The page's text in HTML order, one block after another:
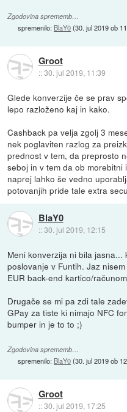
Zgodovina sprememb…
spremenilo: BlaY0(30. jul 2019 ob
Groot
::30. jul 2019, 11:39
Glede konverzije če se prav
lepo razloženo kaj in kako.
Cashback pa velja zgolj 3
nek poglaviten razlog za
prednost v tem, da preprosto
seboj in v tem da ob
naprej lahko še vedno
potovanjih pride tale extra
BlaY0
::30. jul 2019, 12:15
Meni konverzija ni bila
poslovanje v Funtih. Jaz
EUR back-end kartico/
Drugače se mi pa zdi tale
GPay za tiste ki nimajo NFC
bumper in je to to ;)
Zgodovina sprememb…
spremenilo: BlaY0(30. jul 2019 ob
Groot
::30. jul 2019, 17:25